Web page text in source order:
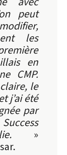
peut
les
en
CMP.
le
j’ai été
par
»